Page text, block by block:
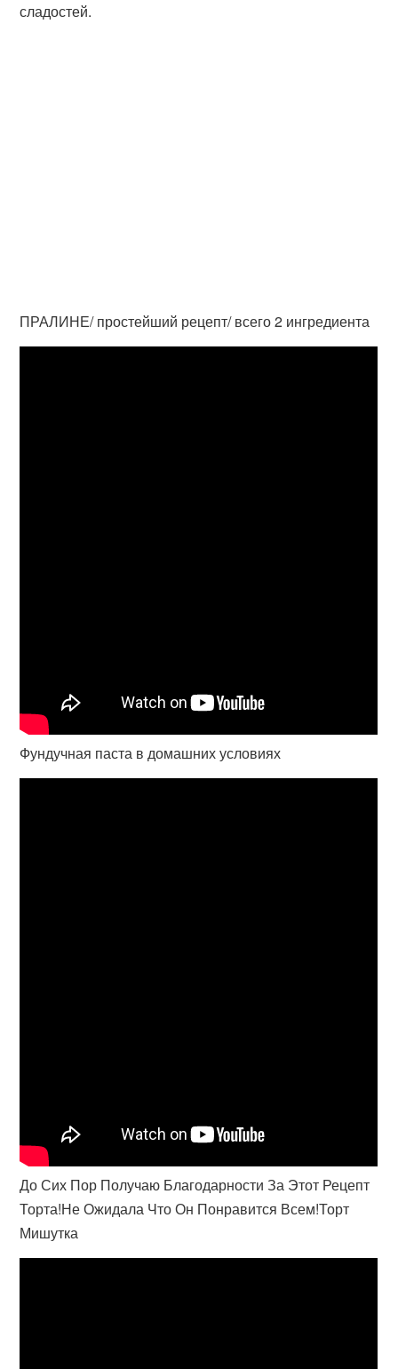
сладостей.
ПРАЛИНЕ/ простейший рецепт/ всего 2 ингредиента
Фундучная паста в домашних условиях
До Сих Пор Получаю Благодарности За Этот Рецепт
Торта!Не Ожидала Что Он Понравится Всем!Торт
Мишутка